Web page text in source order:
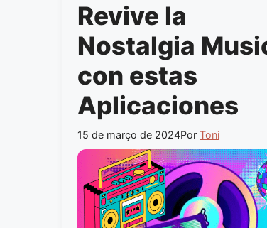
Revive la
Nostalgia
con estas
Aplicaciones
15 de março de 2024Por Toni